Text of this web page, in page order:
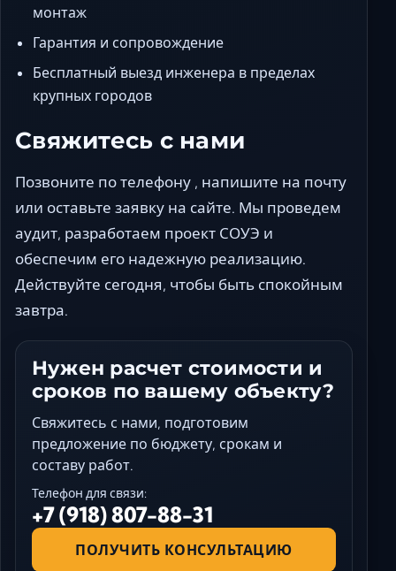
монтаж
Гарантия и сопровождение
Бесплатный выезд инженера в пределах
крупных городов
Свяжитесь с нами
Позвоните по телефону , напишите на почту
или оставьте заявку на сайте. Мы проведем
аудит, разработаем проект СОУЭ и
обеспечим его надежную реализацию.
Действуйте сегодня, чтобы быть спокойным
завтра.
Нужен расчет стоимости и
сроков по вашему объекту?
Свяжитесь с нами, подготовим
предложение по бюджету, срокам и
составу работ.
Телефон для связи:
+7 (918) 807-88-31
ПОЛУЧИТЬ КОНСУЛЬТАЦИЮ